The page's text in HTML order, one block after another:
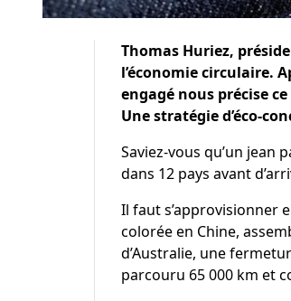
Thomas Huriez,
l’économie circulaire.
engagé nous précise
Une stratégie d’éco-
Saviez-vous qu’un jean
dans 12 pays avant
Il faut s’approvisionner
colorée en Chine,
d’Australie, une
parcouru 65 000 km et